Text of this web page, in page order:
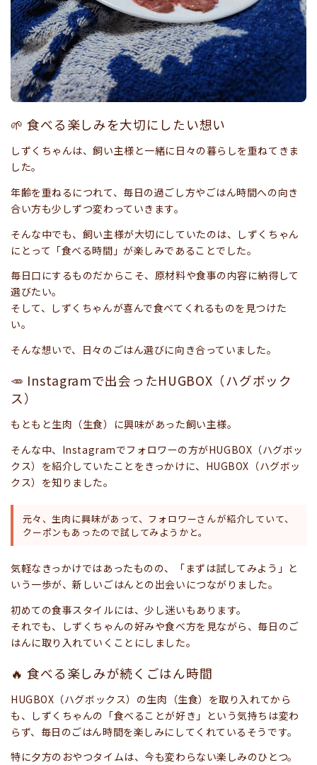
🌱 食べる楽しみを大切にしたい想い
しずくちゃんは、飼い主様と一緒に日々の暮らしを重ねてきま
した。
年齢を重ねるにつれて、毎日の過ごし方やごはん時間への向き
合い方も少しずつ変わっていきます。
そんな中でも、飼い主様が大切にしていたのは、しずくちゃん
にとって「食べる時間」が楽しみであることでした。
毎日口にするものだからこそ、原材料や食事の内容に納得して
選びたい。
そして、しずくちゃんが喜んで食べてくれるものを見つけた
い。
そんな想いで、日々のごはん選びに向き合っていました。
🥕 Instagramで出会ったHUGBOX（ハグボック
ス）
もともと生肉（生食）に興味があった飼い主様。
そんな中、Instagramでフォロワーの方がHUGBOX（ハグボッ
クス）を紹介していたことをきっかけに、HUGBOX（ハグボッ
クス）を知りました。
元々、生肉に興味があって、フォロワーさんが紹介していて、
クーポンもあったので試してみようかと。
気軽なきっかけではあったものの、「まずは試してみよう」と
いう一歩が、新しいごはんとの出会いにつながりました。
初めての食事スタイルには、少し迷いもあります。
それでも、しずくちゃんの好みや食べ方を見ながら、毎日のご
はんに取り入れていくことにしました。
🔥 食べる楽しみが続くごはん時間
HUGBOX（ハグボックス）の生肉（生食）を取り入れてから
も、しずくちゃんの「食べることが好き」という気持ちは変わ
らず、毎日のごはん時間を楽しみにしてくれているそうです。
特に夕方のおやつタイムは、今も変わらない楽しみのひとつ。